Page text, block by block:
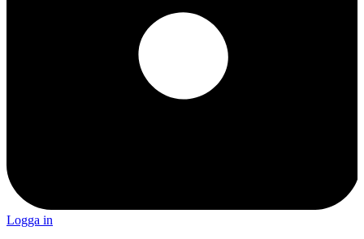
Logga in